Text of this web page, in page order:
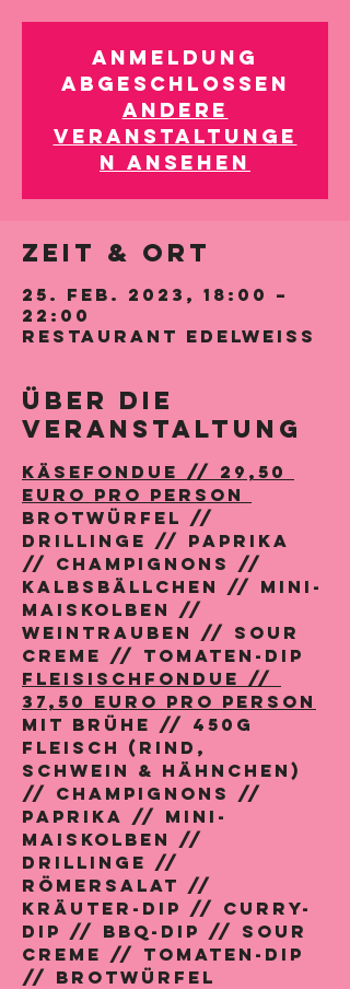
Anmeldung
abgeschlossen
Andere
Veranstaltunge
n ansehen
Zeit & Ort
25. Feb. 2023, 18:00 –
22:00
Restaurant Edelweiss
Über die
Veranstaltung
Käsefondue // 29,50
Euro pro Person
BROTWÜRFEL //
DRILLINGE // PAPRIKA
// CHAMPIGNONS //
KALBSBÄLLCHEN // MINI-
MAISKOLBEN //
WEINTRAUBEN // SOUR
CREME // TOMATEN-DIP
Fleisischfondue //
MIT BRÜHE // 450G
FLEISCH (RIND,
SCHWEIN & HÄHNCHEN)
// CHAMPIGNONS //
PAPRIKA // MINI-
MAISKOLBEN //
DRILLINGE //
RÖMERSALAT //
KRÄUTER-DIP // CURRY-
DIP // BBQ-DIP // SOUR
CREME // TOMATEN-DIP
// BROTWÜRFEL